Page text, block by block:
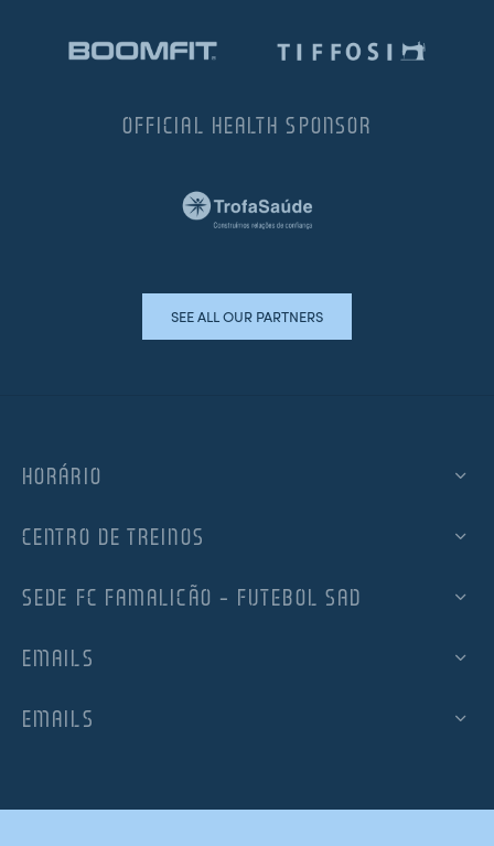
OFFICIAL HEALTH SPONSOR
SEE ALL OUR PARTNERS
HORÁRIO
CENTRO DE TREINOS
SEDE FC FAMALICÃO – FUTEBOL SAD
EMAILS
EMAILS